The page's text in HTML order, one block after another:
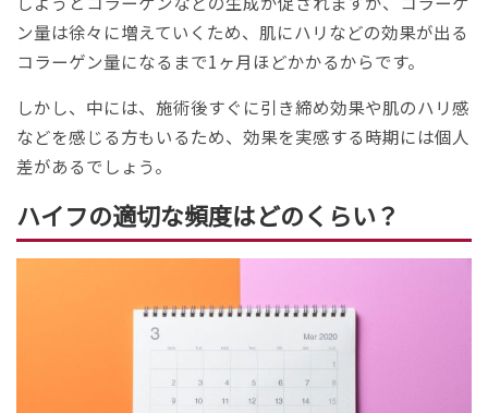
ン量は徐々に増えていくため、肌にハリなどの効果が出る
コラーゲン量になるまで1ヶ月ほどかかるからです。
しかし、中には、施術後すぐに引き締め効果や肌のハリ感
などを感じる方もいるため、効果を実感する時期には個人
差があるでしょう。
ハイフの適切な頻度はどのくらい？